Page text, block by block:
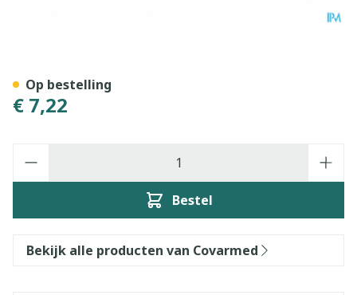
€ 7,22
Bestel
Op bestelling
Bekijk alle producten van Covarmed